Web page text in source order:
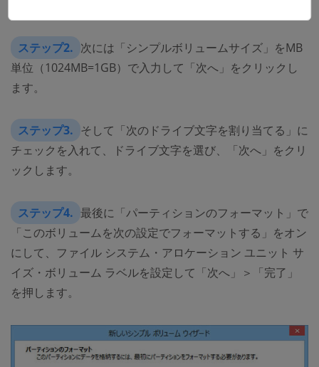
ステップ2. 次には「シンプルボリュームサイズ」をMB
単位（1024MB=1GB）で入力して「次へ」をクリックし
ます。
ステップ3. そして「次のドライブ文字を割り当てる」に
チェックを入れて、ドライブ文字を選び、「次へ」をクリ
ックします。
ステップ4. 最後に「パーティションのフォーマット」で
「このボリュームを次の設定でフォーマットする」をオン
にして、ファイル システム・アロケーション ユニット サ
イズ・ボリューム ラベルを設定して「次へ」＞「完了」
を押します。